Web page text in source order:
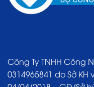
Công Ty TNHH Công
0314965841 do Sở